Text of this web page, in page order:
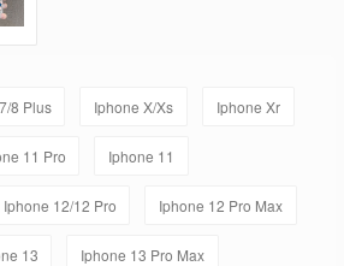
8 Plus Iphone X/Xs Iphone Xr
11 Pro Iphone 11
Iphone 12/12 Pro Iphone 12 Pro Max
13 Iphone 13 Pro Max